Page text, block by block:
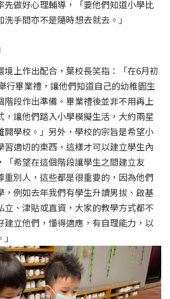
先做好心理輔導，「要他們知道小學比
手間亦不是隨時想去就去。」
境上作出配合，葉校長笑指：「在6月初
行畢業禮，讓他們知道自己的幼稚園生
階段作出準備。畢業禮後並非不用再上
，讓他們踏入小學模擬生活，大約兩星
開學校。」另外，學校的宗旨是希望小
習適切的東西，這樣才可以建立學生內
「希望在這個階段讓學生之間建立友
重別人，這些都是很重要的，因為他們
，例如去年我們有學生升讀男拔、啟基
立、津貼或直資，大家的教學方式都不
建立他們，懂得適應，有自理能力，以